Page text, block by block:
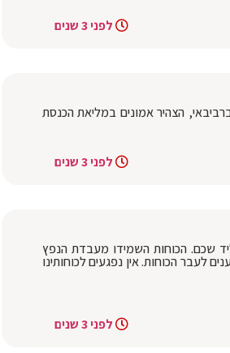
לפני 3 שנים
הצהיר אמונים במליאת הכנסת
לפני 3 שנים
שכם. הכוחות השמידו מעבדת הנפץ
לעבר הכוחות. אין נפגעים לכוחותינו
לפני 3 שנים